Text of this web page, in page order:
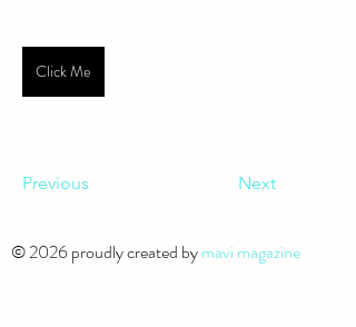
Previous Next
Click Me
© 2026 proudly created bymavi magazine